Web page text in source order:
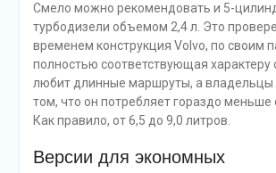
Смело можно рекомендовать и 5-
турбодизели объемом 2,4 л. Это
временем конструкция Volvo, по своим
полностью соответствующая характеру
любит длинные маршруты, а
том, что он потребляет гораздо
Как правило, от 6,5 до 9,0 литров.
Версии для экономных